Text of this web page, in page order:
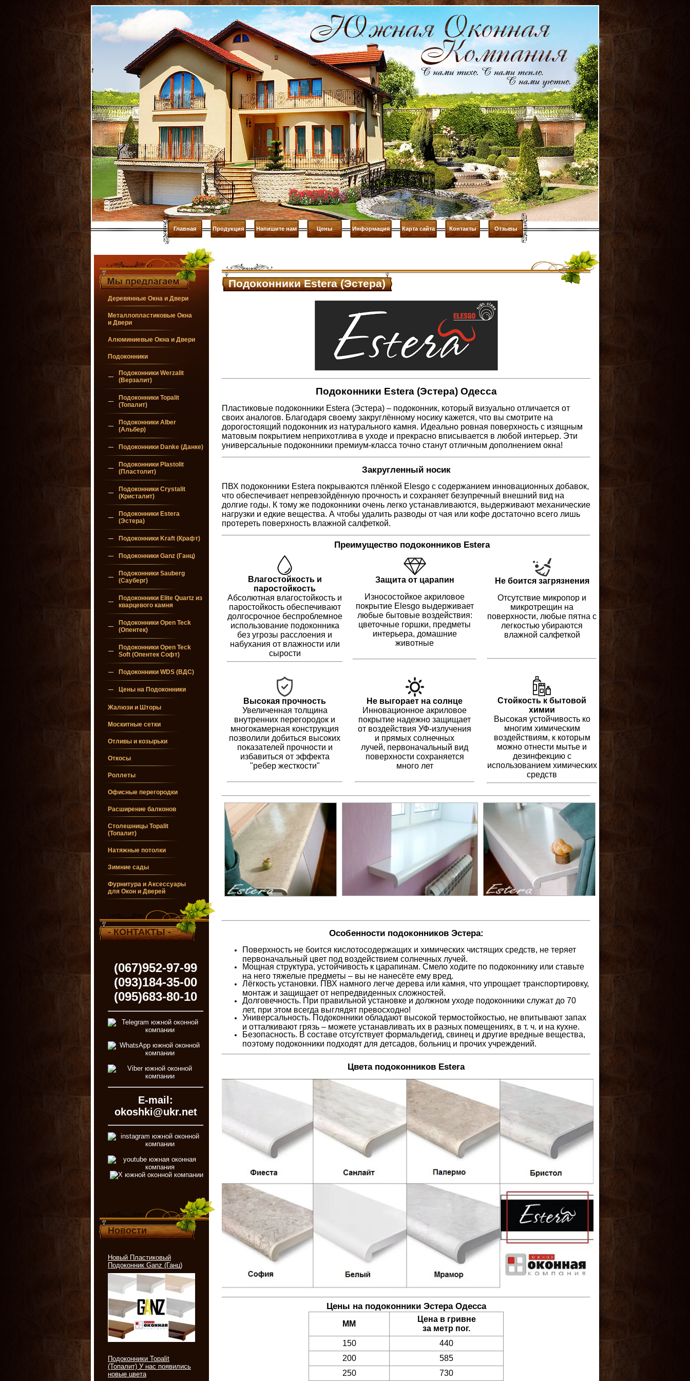
Главная Продукция Напишите нам Цены Информация Карта сайта Контакты Отзывы
Деревянные Окна и Двери
Металлопластиковые Окна
и Двери
Алюминиевые Окна и Двери
Подоконники
Подоконники Werzalit
(Верзалит)
Подоконники Topalit
(Топалит)
Подоконники Alber
(Альбер)
Подоконники Danke (Данке)
Подоконники Plastolit
(Пластолит)
Подоконники Crystalit
(Кристалит)
Подоконники Estera
(Эстера)
Подоконники Kraft (Крафт)
Подоконники Ganz (Ганц)
Подоконники Sauberg
(Сауберг)
Подоконники Elite Quartz из
кварцевого камня
Подоконники Open Teck
(Опентек)
Подоконники Open Teck
Soft (Опентек Софт)
Подоконники WDS (ВДС)
Цены на Подоконники
Жалюзи и Шторы
Москитные сетки
Отливы и козырьки
Откосы
Роллеты
Офисные перегородки
Расширение балконов
Столешницы Topalit
(Топалит)
Натяжные потолки
Зимние сады
Фурнитура и Аксессуары
для Окон и Дверей
- КОНТАКТЫ -
(067)952-97-99
(093)184-35-00
(095)683-80-10
E-mail:
okoshki@ukr.net
Новости
Новый Пластиковый
Подоконник Ganz (Ганц)
Подоконники Topalit
(Топалит) У нас появились
новые цвета
Подоконники Estera (Эстера)
Подоконники Esterа (Эстера) Одесса
Пластиковые подоконники Estera (Эстера) – подоконник, который визуально отличается от
своих аналогов. Благодаря своему закруглённому носику кажется, что вы смотрите на
дорогостоящий подоконник из натурального камня. Идеально ровная поверхность с изящным
матовым покрытием неприхотлива в уходе и прекрасно вписывается в любой интерьер. Эти
универсальные подоконники премиум-класса точно станут отличным дополнением окна!
Закругленный носик
ПВХ подоконники Estera покрываются плёнкой Elesgo с содержанием инновационных добавок,
что обеспечивает непревзойдённую прочность и сохраняет безупречный внешний вид на
долгие годы. К тому же подоконники очень легко устанавливаются, выдерживают механические
нагрузки и едкие вещества. А чтобы удалить разводы от чая или кофе достаточно всего лишь
протереть поверхность влажной салфеткой.
Преимущество подоконников Estera
Влагостойкость и
паростойкость
Абсолютная влагостойкость и
паростойкость обеспечивают
долгосрочное беспроблемное
использование подоконника
без угрозы расслоения и
набухания от влажности или
сырости
Защита от царапин
Износостойкое акриловое
покрытие Elesgo выдерживает
любые бытовые воздействия:
цветочные горшки, предметы
интерьера, домашние
животные
Не боится загрязнения
Отсутствие микропор и
микротрещин на
поверхности, любые пятна с
легкостью убираются
влажной салфеткой
Высокая прочность
Увеличенная толщина
внутренних перегородок и
многокамерная конструкция
позволили добиться высоких
показателей прочности и
избавиться от эффекта
"ребер жесткости"
Не выгорает на солнце
Инновационное акриловое
покрытие надежно защищает
от воздействия УФ-излучения
и прямых солнечных
лучей, первоначальный вид
поверхности сохраняется
много лет
Стойкость к бытовой
химии
Высокая устойчивость ко
многим химическим
воздействиям, к которым
можно отнести мытье и
дезинфекцию с
использованием химических
средств
Особенности подоконников Эстера:
Поверхность не боится кислотосодержащих и химических чистящих средств, не теряет
первоначальный цвет под воздействием солнечных лучей.
Мощная структура, устойчивость к царапинам. Смело ходите по подоконнику или ставьте
на него тяжелые предметы – вы не нанесёте ему вред.
Лёгкость установки. ПВХ намного легче дерева или камня, что упрощает транспортировку,
монтаж и защищает от непредвиденных сложностей.
Долговечность. При правильной установке и должном уходе подоконники служат до 70
лет, при этом всегда выглядят превосходно!
Универсальность. Подоконники обладают высокой термостойкостью, не впитывают запах
и отталкивают грязь – можете устанавливать их в разных помещениях, в т. ч. и на кухне.
Безопасность. В составе отсутствует формальдегид, свинец и другие вредные вещества,
поэтому подоконники подходят для детсадов, больниц и прочих учреждений.
Цвета подоконников Estera
Цены на подоконники Эстера Одесса
ММ
Цена в гривне
за метр пог.
150
440
200
585
250
730